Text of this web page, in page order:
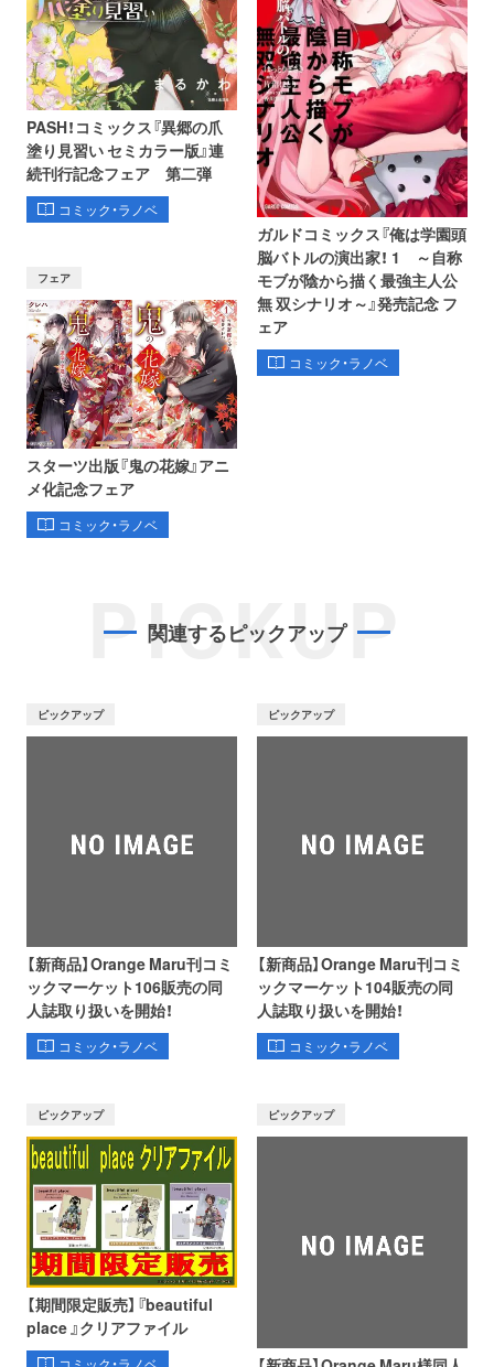
PASH！コミックス『異郷の爪
塗り見習い セミカラー版』連
続刊行記念フェア 第二弾
コミック・ラノベ
フェア
スターツ出版『鬼の花嫁』アニ
メ化記念フェア
コミック・ラノベ
ガルドコミックス『俺は学園頭
脳バトルの演出家！ 1 ～自称
モブが陰から描く最強主人公
無 双シナリオ～』発売記念 フ
ェア
コミック・ラノベ
PICKUP
関連するピックアップ
ピックアップ
【新商品】Orange Maru刊コミ
ックマーケット106販売の同
人誌取り扱いを開始！
コミック・ラノベ
ピックアップ
【新商品】Orange Maru刊コミ
ックマーケット104販売の同
人誌取り扱いを開始！
コミック・ラノベ
ピックアップ
【期間限定販売】『beautiful
place 』クリアファイル
ピックアップ